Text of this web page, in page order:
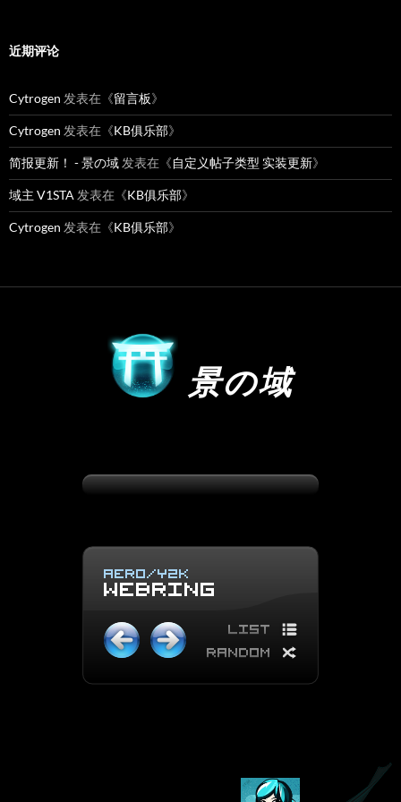
近期评论
Cytrogen 发表在《留言板》
Cytrogen 发表在《KB俱乐部》
简报更新！ - 景の域 发表在《自定义帖子类型 实装更新》
域主 V1STA 发表在《KB俱乐部》
Cytrogen 发表在《KB俱乐部》
景の域